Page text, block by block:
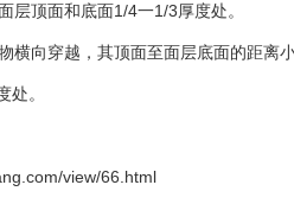
层顶面和底面1/4一1/3厚度处。
横向穿越，其顶面至面层底面的距离
。
view/66.html